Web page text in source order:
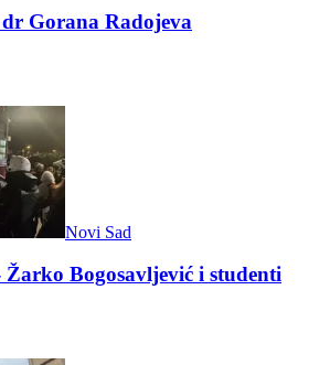
Gorana Radojeva
Novi Sad
Žarko Bogosavljević i studenti